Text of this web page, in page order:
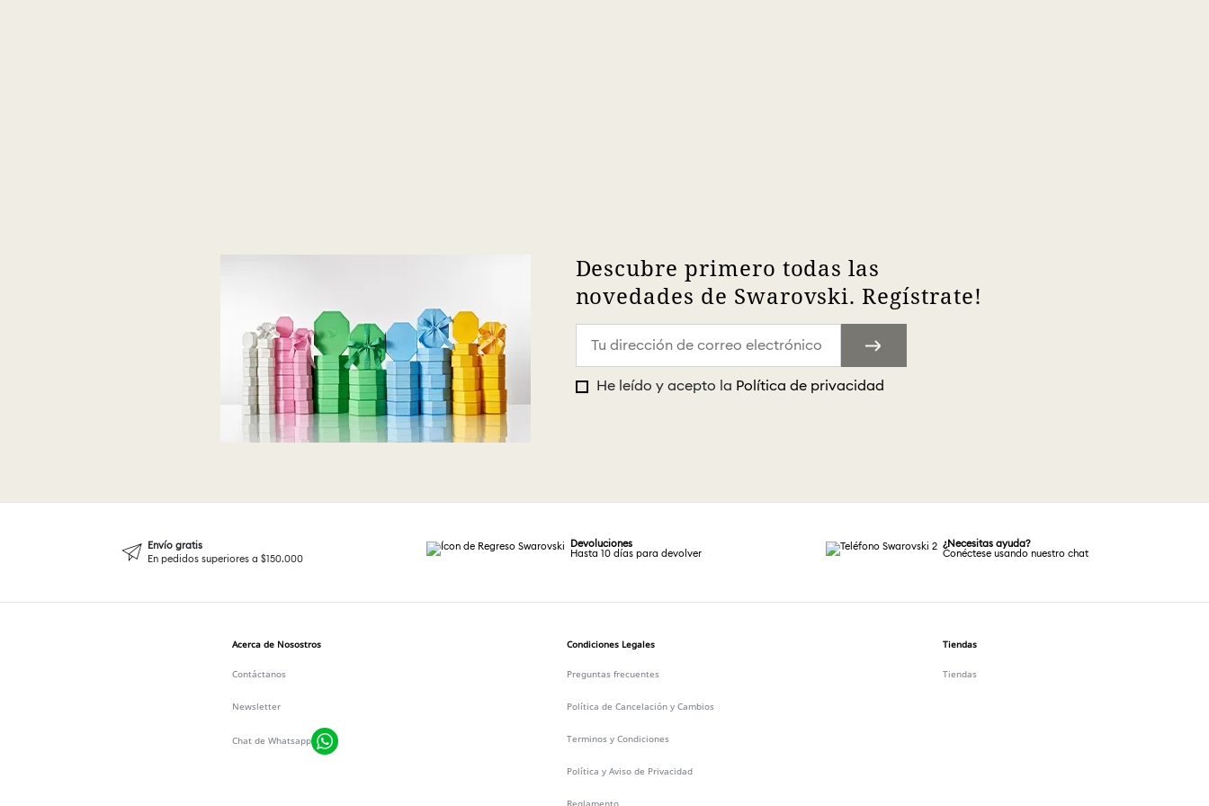
Descubre primero todas las
novedades de Swarovski. Regístrate!
He leído y acepto la Política de privacidad
Envío gratis
En pedidos superiores a $150.000
Devoluciones
Hasta 10 días para devolver
¿Necesitas ayuda?
Conéctese usando nuestro chat
Acerca de Nosostros
Contáctanos
Newsletter
Chat de Whatsapp
Condiciones Legales
Preguntas frecuentes
Política de Cancelación y Cambios
Terminos y Condiciones
Política y Aviso de Privacidad
Reglamento
Tiendas
Tiendas